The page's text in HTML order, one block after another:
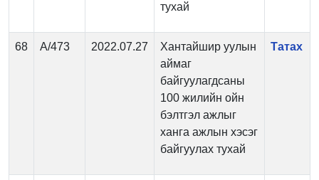
тухай
68 А/473 2022.07.27
Хантайшир уулын
аймаг
байгуулагдсаны
100 жилийн ойн
бэлтгэл ажлыг
ханга ажлын хэсэг
байгуулах тухай
Татах